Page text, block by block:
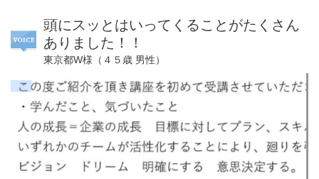
頭にスッとはいってくることがたくさん
ありました！！
東京都W様（４５歳 男性）